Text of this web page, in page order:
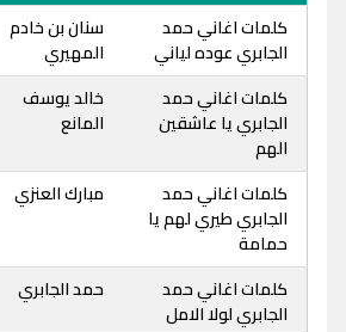
كلمات اغاني حمد
الجابري عوده لياني
سنان بن خادم
المهيري
كلمات اغاني حمد
الجابري يا عاشقين
الهم
خالد يوسف
المانع
كلمات اغاني حمد
الجابري طيري لهم يا
حمامة
مبارك العنزي
كلمات اغاني حمد
الجابري لولا الامل
حمد الجابري